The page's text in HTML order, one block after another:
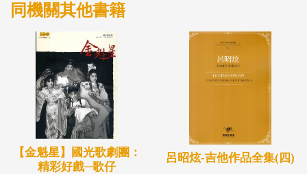
同機關其他書籍
【金魁星】國光歌劇團：
精彩好戲─歌仔
呂昭炫-吉他作品全集(四)